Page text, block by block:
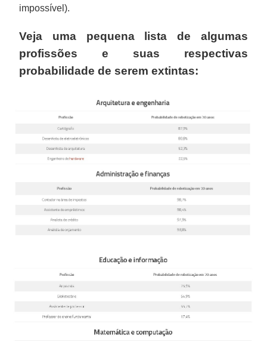
impossível).
Veja uma pequena lista de algumas
profissões e suas respectivas
probabilidade de serem extintas: